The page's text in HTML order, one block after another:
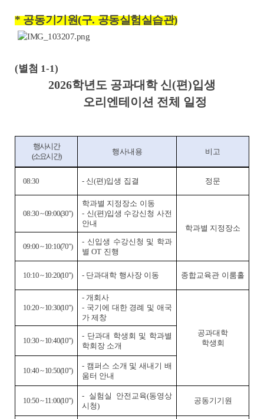
* 공동기기원(구. 공동실험실습관)
(별첨 1-1)
2026학년도 공과대학 신(편)입생
오리엔테이션 전체 일정
행사시간
(소요시간)
행사내용 비고
08:30 - 신(편)입생 집결 정문
08:30 ~ 09:00(30″)
학과별 지정장소 이동
- 신(편)입생 수강신청 사전
안내
학과별 지정장소
09:00 ~ 10:10(70″)
- 신입생 수강신청 및 학과
별OT 진행
10:10 ~ 10:20(10″) - 단과대학 행사장 이동 종합교육관 이룸홀
10:20 ~ 10:30(10″)
-개회사
- 국기에 대한 경례 및 애국
가 제창
공과대학
학생회
10:30 ~ 10:40(10″)
- 단과대 학생회 및 학과별
학회장 소개
10:40 ~ 10:50(10″)
- 캠퍼스 소개 및 새내기 배
움터 안내
10:50 ~ 11:00(10″)
- 실험실 안전교육(동영상
시청)
공동기기원